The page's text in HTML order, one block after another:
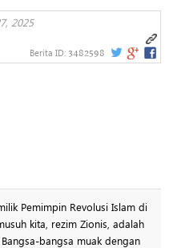
2025
Berita ID: 3482598
Pemimpin Revolusi Islam di
kita, rezim Zionis, adalah
bangsa muak dengan